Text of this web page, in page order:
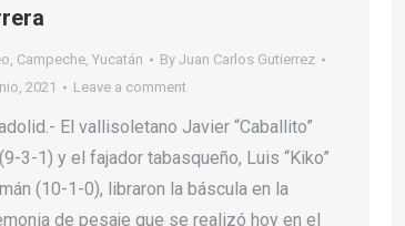
, Campeche, Yucatán By Juan Carlos Gutierrez
2021
Leave a comment
El vallisoletano Javier “Caballito”
3-1) y el fajador tabasqueño, Luis “Kiko”
(10-1-0), libraron la báscula en la
de pesaje que se realizó hoy en el